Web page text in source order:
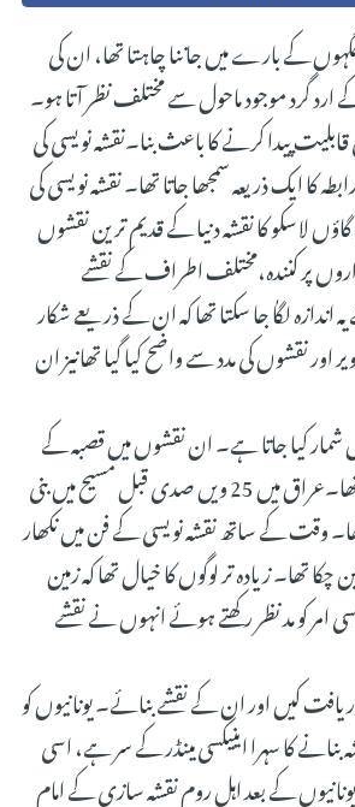
کے بارے میں جاننا چاہتا تھا، ان کی
ارد گرد موجود ماحول سے مختلف نظر آتا ہو۔
پیدا کرنے کا باعث بنا۔نقشہ نویسی کی
ایک ذریعہ سمجھا جاتا تھا۔ نقشہ نویسی کی
گاؤں لاسکو کا نقشہ دنیا کے قدیم ترین نقشوں
پر کنندہ،مختلف اطراف کے نقشے
لگاٰ جا سکتا تھا کہ ان کے ذریعے شکار
نقشوں کی مدد سے واضح کیا گیا تھانیز ان
نقشوں میں شمار کیا جاتا ہے۔ ان نقشوں میں قصبہ کے
گھروں اور گلیوں کو دکھایا گیا تھا اور اطراف میں موجود آتش فشاں پہاڑ کو واضح کیا گیا تھا۔عراق میں 25 ویں صدی قبل مسیح میں بنی
وقت کے ساتھ نقشہ نویسی کے فن میں نکھار
تھا۔ زیادہ تر لوگوں کا خیال تھا کہ زمین
امر کو مد نظر رکھتے ہوئے انہوں نے نقشے
کیں اور ان کے نقشے بنائے۔ یونانیوں کو
کا سہرا اینیکسی مینڈر کے سر ہے، اسی
کے بعد اہلِ روم نقشہ سازی کے امام